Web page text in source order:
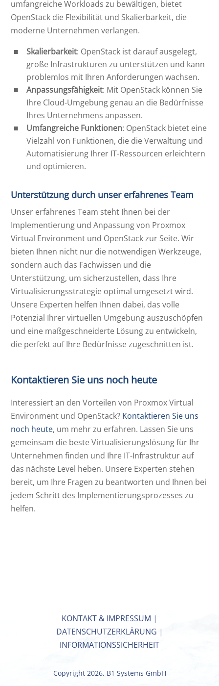
umfangreiche Workloads zu bewältigen, bietet
OpenStack die Flexibilität und Skalierbarkeit, die
moderne Unternehmen verlangen.
Skalierbarkeit: OpenStack ist darauf ausgelegt,
große Infrastrukturen zu unterstützen und kann
problemlos mit Ihren Anforderungen wachsen.
Anpassungsfähigkeit: Mit OpenStack können Sie
Ihre Cloud-Umgebung genau an die Bedürfnisse
Ihres Unternehmens anpassen.
Umfangreiche Funktionen: OpenStack bietet eine
Vielzahl von Funktionen, die die Verwaltung und
Automatisierung Ihrer IT-Ressourcen erleichtern
und optimieren.
Unterstützung durch unser erfahrenes Team
Unser erfahrenes Team steht Ihnen bei der
Implementierung und Anpassung von Proxmox
Virtual Environment und OpenStack zur Seite. Wir
bieten Ihnen nicht nur die notwendigen Werkzeuge,
sondern auch das Fachwissen und die
Unterstützung, um sicherzustellen, dass Ihre
Virtualisierungsstrategie optimal umgesetzt wird.
Unsere Experten helfen Ihnen dabei, das volle
Potenzial Ihrer virtuellen Umgebung auszuschöpfen
und eine maßgeschneiderte Lösung zu entwickeln,
die perfekt auf Ihre Bedürfnisse zugeschnitten ist.
Kontaktieren Sie uns noch heute
Interessiert an den Vorteilen von Proxmox Virtual
Environment und OpenStack? Kontaktieren Sie uns
noch heute, um mehr zu erfahren. Lassen Sie uns
gemeinsam die beste Virtualisierungslösung für Ihr
Unternehmen finden und Ihre IT-Infrastruktur auf
das nächste Level heben. Unsere Experten stehen
bereit, um Ihre Fragen zu beantworten und Ihnen bei
jedem Schritt des Implementierungsprozesses zu
helfen.
KONTAKT & IMPRESSUM |
DATENSCHUTZERKLÄRUNG |
INFORMATIONSSICHERHEIT
Copyright 2026, B1 Systems GmbH